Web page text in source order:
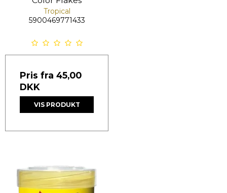
Tropical
5900469771433
Pris fra 45,00
DKK
VIS PRODUKT